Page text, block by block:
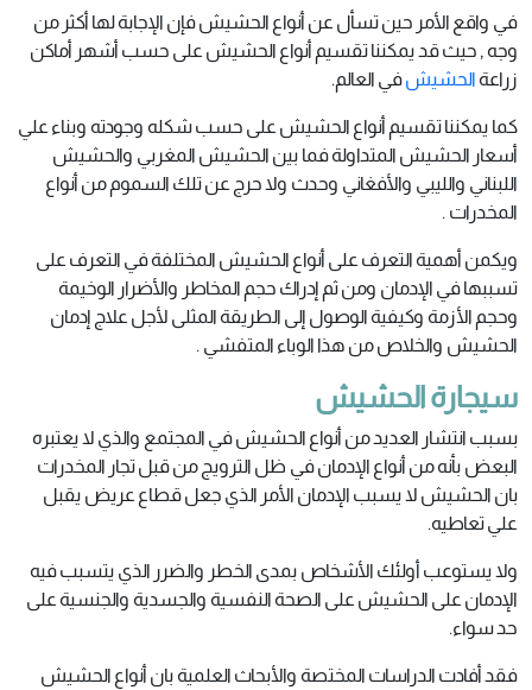
في واقع الأمر حين تسأل عن أنواع الحشيش فإن الإجابة لها أكثر من
وجه , حيث قد يمكننا تقسيم أنواع الحشيش على حسب أشهر أماكن
زراعة الحشيشفي العالم.
كما يمكننا تقسيم أنواع الحشيش على حسب شكله وجودته وبناء علي
أسعار الحشيش المتداولة فما بين الحشيش المغربي والحشيش
اللبناني والليبي والأفغاني وحدث ولا حرج عن تلك السموم من أنواع
المخدرات .
ويكمن أهمية التعرف على أنواع الحشيش المختلفة في التعرف على
تسببها في الإدمان ومن ثم إدراك حجم المخاطر والأضرار الوخيمة
وحجم الأزمة وكيفية الوصول إلى الطريقة المثلى لأجل علاج إدمان
الحشيش والخلاص من هذا الوباء المتفشي .
سيجارة الحشيش
بسبب انتشار العديد من أنواع الحشيش في المجتمع والذي لا يعتبره
البعض بأنه من أنواع الإدمان في ظل الترويج من قبل تجار المخدرات
بان الحشيش لا يسبب الإدمان الأمر الذي جعل قطاع عريض يقبل
علي تعاطيه.
ولا يستوعب أولئك الأشخاص بمدى الخطر والضرر الذي يتسبب فيه
الإدمان على الحشيش على الصحة النفسية والجسدية والجنسية على
حد سواء.
فقد أفادت الدراسات المختصة والأبحاث العلمية بان أنواع الحشيش